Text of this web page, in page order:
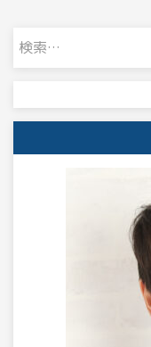
検